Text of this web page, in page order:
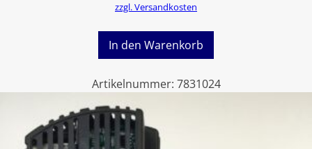
zzgl. Versandkosten
In den Warenkorb
Artikelnummer: 7831024